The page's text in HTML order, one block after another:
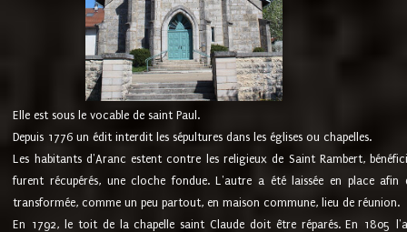
Elle est sous le vocable de saint Paul.
Depuis 1776 un édit interdit les sépultures dans les églises ou chapelles.
Les habitants d'Aranc estent contre les religieux de Saint Rambert,
furent récupérés, une cloche fondue. L'autre a été laissée en place
transformée, comme un peu partout, en maison commune, lieu de réunion.
En 1792, le toit de la chapelle saint Claude doit être réparés. En 1805